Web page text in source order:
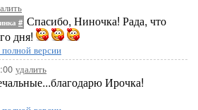
# Спасибо, Ниночка! Рада, что
дня!
версии
удалить
Ирочка!